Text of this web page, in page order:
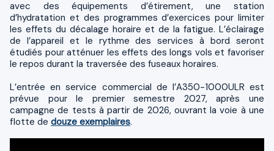
avec des équipements d’étirement, une station
d’hydratation et des programmes d’exercices pour limiter
les effets du décalage horaire et de la fatigue. L’éclairage
de l’appareil et le rythme des services à bord seront
étudiés pour atténuer les effets des longs vols et favoriser
le repos durant la traversée des fuseaux horaires.
L’entrée en service commercial de l’A350-1000ULR est
prévue pour le premier semestre 2027, après une
campagne de tests à partir de 2026, ouvrant la voie à une
flotte de douze exemplaires.